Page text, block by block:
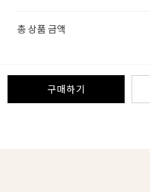
총 상품 금액
구매하기